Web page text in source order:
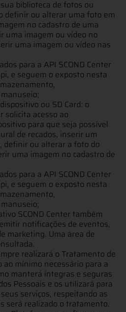
biblioteca de fotos ou
definir ou alterar uma foto em
no cadastro de uma
uma imagem ou vídeo no
uma imagem ou vídeo nas
para a API SCOND Center
e seguem o exposto nesta
ou SD Card: o
solicita acesso ao
para que seja possível
de recados, inserir um
definir ou alterar a foto do
uma imagem no cadastro de
para a API SCOND Center
e seguem o exposto nesta
SCOND Center também
notificações de eventos,
marketing. Uma área de
realizará o Tratamento de
ao mínimo necessário para a
manterá íntegras e seguras
Pessoais e os utilizará para
serviços, respeitando as
será realizado o tratamento.